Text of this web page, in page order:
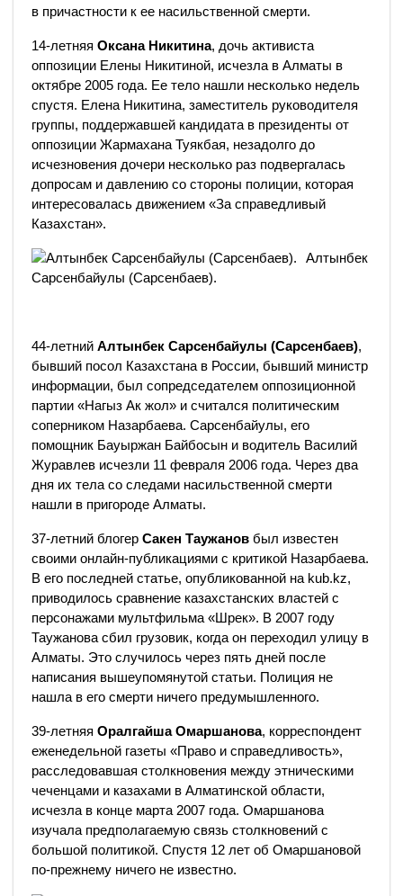
в причастности к ее насильственной смерти.
14-летняя Оксана Никитина, дочь активиста
оппозиции Елены Никитиной, исчезла в Алматы в
октябре 2005 года. Ее тело нашли несколько недель
спустя. Елена Никитина, заместитель руководителя
группы, поддержавшей кандидата в президенты от
оппозиции Жармахана Туякбая, незадолго до
исчезновения дочери несколько раз подвергалась
допросам и давлению со стороны полиции, которая
интересовалась движением «За справедливый
Казахстан».
Алтынбек
Сарсенбайулы (Сарсенбаев).
44-летний Алтынбек Сарсенбайулы (Сарсенбаев),
бывший посол Казахстана в России, бывший министр
информации, был сопредседателем оппозиционной
партии «Нагыз Ак жол» и считался политическим
соперником Назарбаева. Сарсенбайулы, его
помощник Бауыржан Байбосын и водитель Василий
Журавлев исчезли 11 февраля 2006 года. Через два
дня их тела со следами насильственной смерти
нашли в пригороде Алматы.
37-летний блогер Сакен Таужанов был известен
своими онлайн-публикациями с критикой Назарбаева.
В его последней статье, опубликованной на kub.kz,
приводилось сравнение казахстанских властей с
персонажами мультфильма «Шрек». В 2007 году
Таужанова сбил грузовик, когда он переходил улицу в
Алматы. Это случилось через пять дней после
написания вышеупомянутой статьи. Полиция не
нашла в его смерти ничего предумышленного.
39-летняя Оралгайша Омаршанова, корреспондент
еженедельной газеты «Право и справедливость»,
расследовавшая столкновения между этническими
чеченцами и казахами в Алматинской области,
исчезла в конце марта 2007 года. Омаршанова
изучала предполагаемую связь столкновений с
большой политикой. Спустя 12 лет об Омаршановой
по-прежнему ничего не известно.